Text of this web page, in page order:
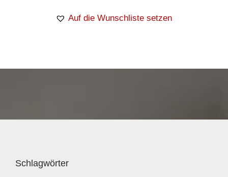
Auf die Wunschliste setzen
Schlagwörter